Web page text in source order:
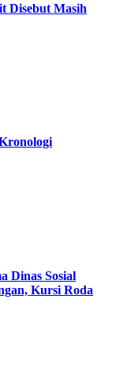
Disebut Masih
Dinas Sosial
Kursi Roda